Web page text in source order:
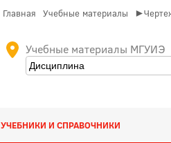
Главная Учебные материалы
Учебные материалы МГУИЭ
УЧЕБНИКИ И СПРАВОЧНИКИ